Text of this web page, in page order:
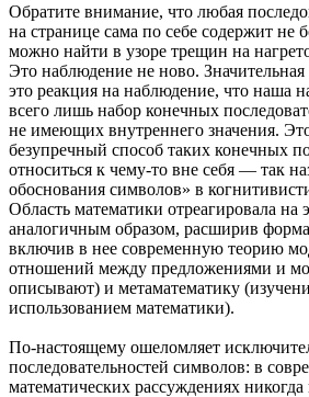
Обратите внимание, что любая
на странице сама по себе содержит не
можно найти в узоре трещин на
Это наблюдение не ново.
это реакция на наблюдение, что наша
всего лишь набор конечных
не имеющих внутреннего значения.
безупречный способ таких конечных
относиться к чему-то вне себя — так
обоснования символов» в
Область математики отреагировала на
аналогичным образом, расширив
включив в нее современную теорию
отношений между предложениями и
описывают) и метаматематику
использованием математики).
По-настоящему ошеломляет
последовательностей символов: в
математических рассуждениях никогда